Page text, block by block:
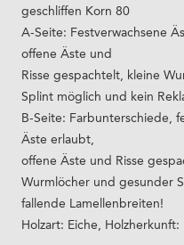
geschliffen Korn 80
A-Seite: Festverwachsene
offene Äste und
Risse gespachtelt, kleine
Splint möglich und kein
B-Seite: Farbunterschiede,
Äste erlaubt,
offene Äste und Risse
Wurmlöcher und gesunder
fallende Lamellenbreiten!
Holzart: Eiche, Holzherkunft: